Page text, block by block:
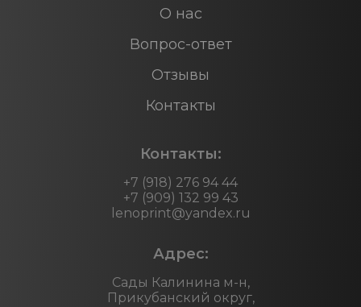
Контакты:
+7 (918) 276 94 44
+7 (909) 132 99 43
lenoprint@yandex.ru
Адрес:
Сады Калинина м-н,
Прикубанский округ,
О нас
Вопрос-ответ
Отзывы
Контакты